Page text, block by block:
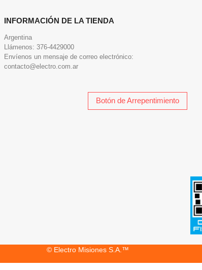
INFORMACIÓN DE LA TIENDA
Argentina
Llámenos: 376-4429000
Envíenos un mensaje de correo electrónico:
contacto@electro.com.ar
Botón de Arrepentimiento
© Electro Misiones S.A.™